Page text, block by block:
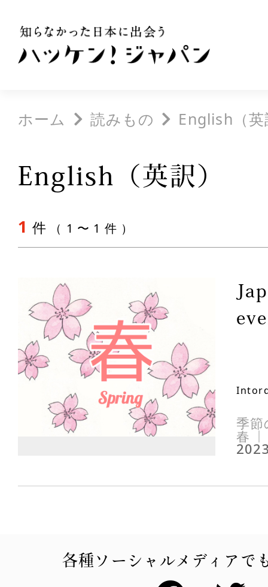
ホーム 読みもの English（
English（英訳）
1 件 （ 1 〜 1 件 ）
季
春
各種ソーシャルメディアで